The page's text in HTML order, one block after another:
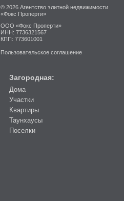
© 2026 Агентство элитной недвижимости
«Фокс Проперти»
ООО «Фокс Проперти»
ИНН: 7736321567
КПП: 773601001
Пользовательское соглашение
Загородная:
Дома
Участки
Квартиры
Таунхаусы
Поселки